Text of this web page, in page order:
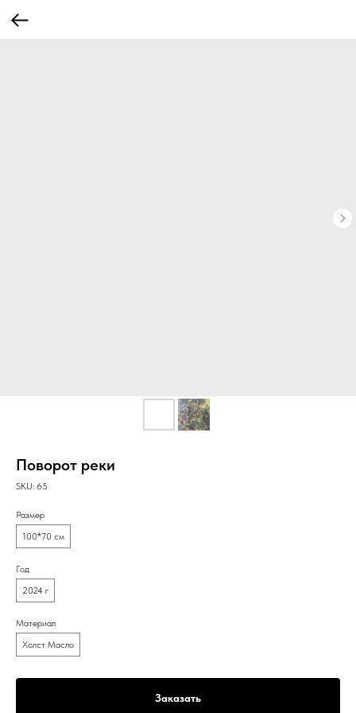
Поворот реки
SKU: 65
Размер
100*70 см
Год
2024 г
Материал
Холст Масло
Заказать